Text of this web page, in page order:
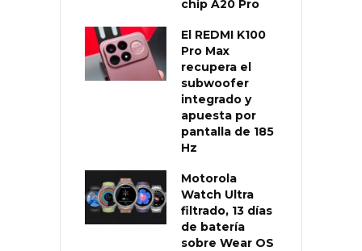
chip A20 Pro
El REDMI K100
Pro Max
recupera el
subwoofer
integrado y
apuesta por
pantalla de 185
Hz
Motorola
Watch Ultra
filtrado, 13 días
de batería
sobre Wear OS